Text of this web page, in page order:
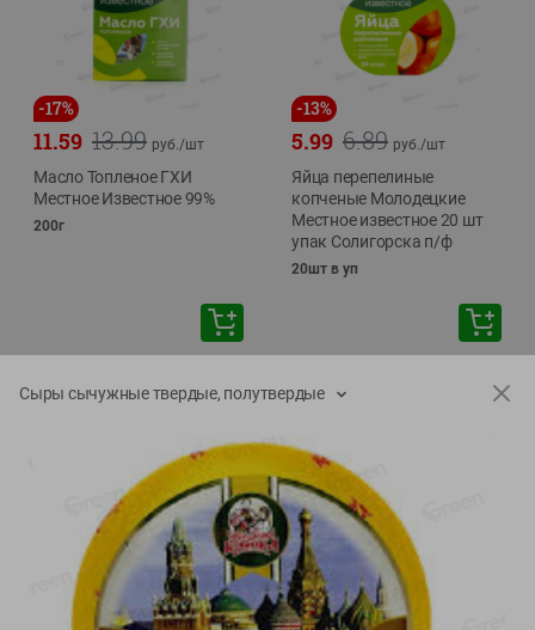
-17%
13.99
11.59 руб./шт
Масло Топленое ГХИ
Местное Известное 99%
200г
-13%
6.89
5.99 руб./шт
Яйца перепелиные
копченые Молодецкие
Местное известное 20 шт
упак Солигорска п/ф
20шт в уп
Показать 15-28 из 79
Каталог товаров
Специально для вас
Сыры сычужные твердые, полутвердые